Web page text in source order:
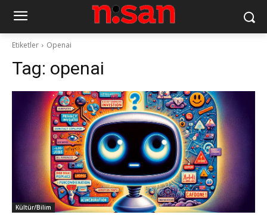
Etiketler Openai
Tag: openai
Kültür/Bilim